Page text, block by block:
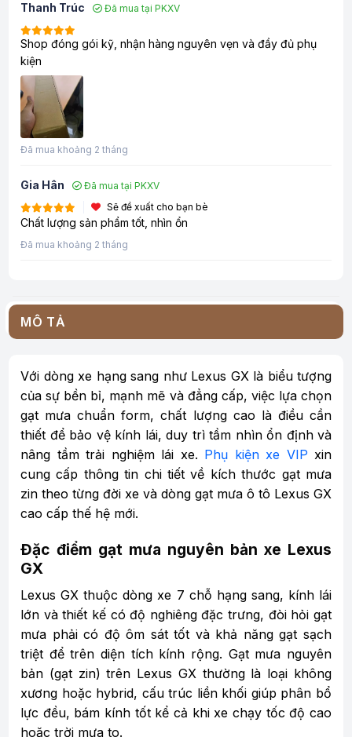
MÔ TẢ
Với dòng xe hạng sang như Lexus GX là biểu tượng
của sự bền bỉ, mạnh mẽ và đẳng cấp, việc lựa chọn
gạt mưa chuẩn form, chất lượng cao là điều cần
thiết để bảo vệ kính lái, duy trì tầm nhìn ổn định và
nâng tầm trải nghiệm lái xe. Phụ kiện xe VIP xin
cung cấp thông tin chi tiết về kích thước gạt mưa
zin theo từng đời xe và dòng gạt mưa ô tô Lexus GX
cao cấp thế hệ mới.
Đặc điểm gạt mưa nguyên bản xe Lexus
GX
Lexus GX thuộc dòng xe 7 chỗ hạng sang, kính lái
lớn và thiết kế có độ nghiêng đặc trưng, đòi hỏi gạt
mưa phải có độ ôm sát tốt và khả năng gạt sạch
triệt để trên diện tích kính rộng. Gạt mưa nguyên
bản (gạt zin) trên Lexus GX thường là loại không
xương hoặc hybrid, cấu trúc liền khối giúp phân bổ
lực đều, bám kính tốt kể cả khi xe chạy tốc độ cao
hoặc trời mưa to.
Thanh Trúc Đã mua tại PKXV
Shop đóng gói kỹ, nhận hàng nguyên vẹn và đầy đủ phụ
kiện
Đã mua khoảng 2 tháng
Gia Hân
Đã mua tại PKXV
Sẽ đề xuất cho bạn bè
Chất lượng sản phẩm tốt, nhìn ổn
Đã mua khoảng 2 tháng